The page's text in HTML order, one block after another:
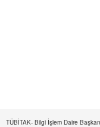
TÜBİTAK- Bilgi İşlem Daire